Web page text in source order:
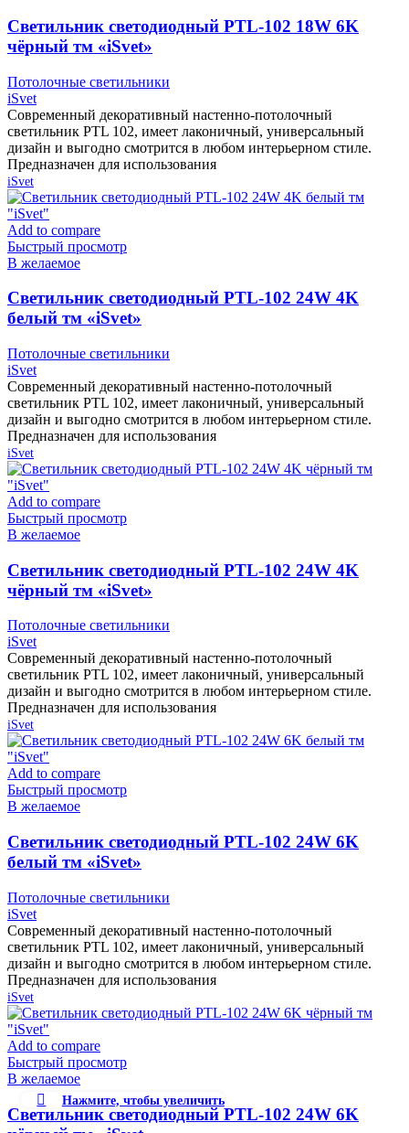
Нажмите, чтобы увеличить
Cветильник светодиодный PTL-102 18W 6K
чёрный тм «iSvet»
Потолочные светильники
iSvet
Современный декоративный настенно-потолочный
светильник PTL 102, имеет лаконичный, универсальный
дизайн и выгодно смотрится в любом интерьерном стиле.
Предназначен для использования
iSvet
Add to compare
Быстрый просмотр
В желаемое
Cветильник светодиодный PTL-102 24W 4K
белый тм «iSvet»
Потолочные светильники
iSvet
Современный декоративный настенно-потолочный
светильник PTL 102, имеет лаконичный, универсальный
дизайн и выгодно смотрится в любом интерьерном стиле.
Предназначен для использования
iSvet
Add to compare
Быстрый просмотр
В желаемое
Cветильник светодиодный PTL-102 24W 4K
чёрный тм «iSvet»
Потолочные светильники
iSvet
Современный декоративный настенно-потолочный
светильник PTL 102, имеет лаконичный, универсальный
дизайн и выгодно смотрится в любом интерьерном стиле.
Предназначен для использования
iSvet
Add to compare
Быстрый просмотр
В желаемое
Cветильник светодиодный PTL-102 24W 6K
белый тм «iSvet»
Потолочные светильники
iSvet
Современный декоративный настенно-потолочный
светильник PTL 102, имеет лаконичный, универсальный
дизайн и выгодно смотрится в любом интерьерном стиле.
Предназначен для использования
iSvet
Add to compare
Быстрый просмотр
В желаемое
Cветильник светодиодный PTL-102 24W 6K